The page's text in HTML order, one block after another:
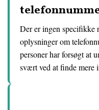
Der er ingen specifikke
oplysninger om
personer har forsøgt at
svært ved at finde mere